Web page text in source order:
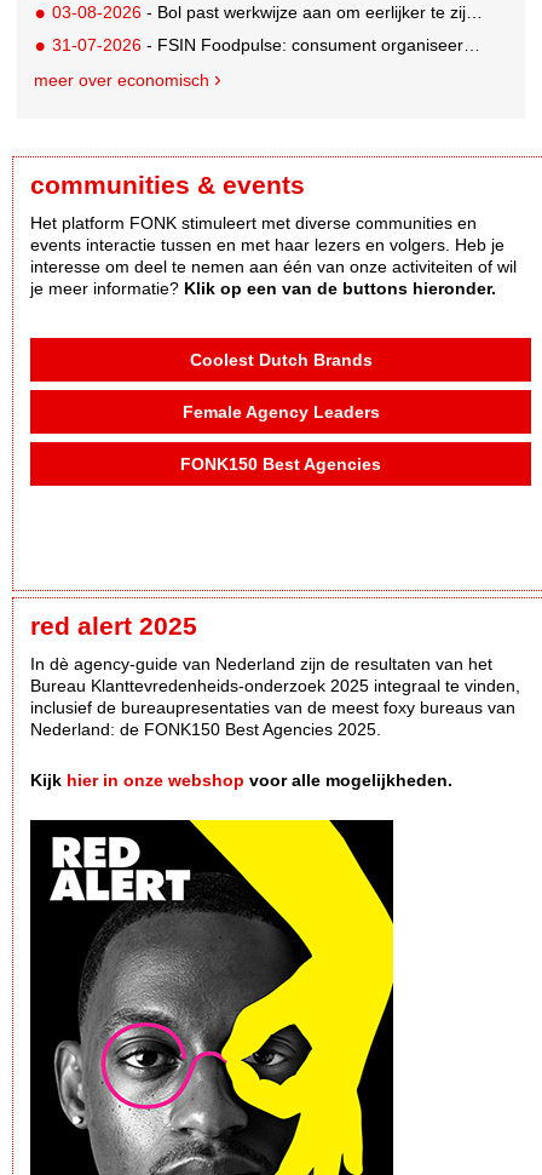
03-08-2026 - Bol past werkwijze aan om eerlijker te zijn naar verkopers en consumenten
31-07-2026 - FSIN Foodpulse: consument organiseert eet- en koopgedrag bewuster
meer over economisch
communities & events
Het platform FONK stimuleert met diverse communities en
events interactie tussen en met haar lezers en volgers. Heb je
interesse om deel te nemen aan één van onze activiteiten of wil
je meer informatie? Klik op een van de buttons hieronder.
Coolest Dutch Brands
Female Agency Leaders
FONK150 Best Agencies
red alert 2025
In dè agency-guide van Nederland zijn de resultaten van het
Bureau Klanttevredenheids-onderzoek 2025 integraal te vinden,
inclusief de bureaupresentaties van de meest foxy bureaus van
Nederland: de FONK150 Best Agencies 2025.
Kijk hier in onze webshop voor alle mogelijkheden.